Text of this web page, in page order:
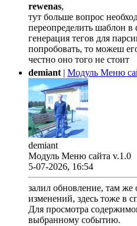
rewenas,
тут больше вопрос
переопределить шаблон в
генерация тегов для
попробовать, то можеш
честно оно того не стоит
demiant | Модуль Меню
demiant
Модуль Меню сайта v.1.0
5-07-2026, 16:54
залил обновление, там же
изменений, здесь тоже в
Для просмотра
выбранному событию.